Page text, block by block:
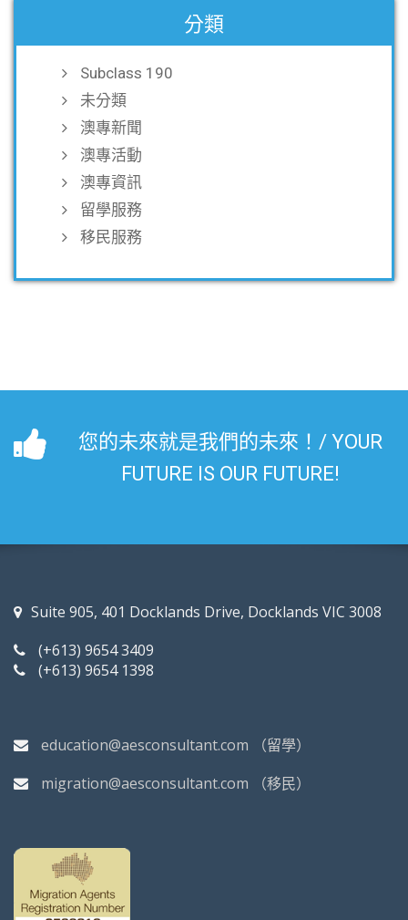
分類
Subclass 190
未分類
澳專新聞
澳專活動
澳專資訊
留學服務
移民服務
您的未來就是我們的未來！/ YOUR
FUTURE IS OUR FUTURE!
Suite 905, 401 Docklands Drive, Docklands VIC 3008
(+613) 9654 3409
(+613) 9654 1398
education@aesconsultant.com （留學）
migration@aesconsultant.com （移民）